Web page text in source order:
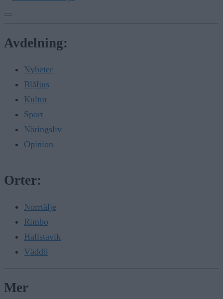
Avdelning:
Nyheter
Blåljus
Kultur
Sport
Näringsliv
Opinion
Orter:
Norrtälje
Rimbo
Hallstavik
Väddö
Mer